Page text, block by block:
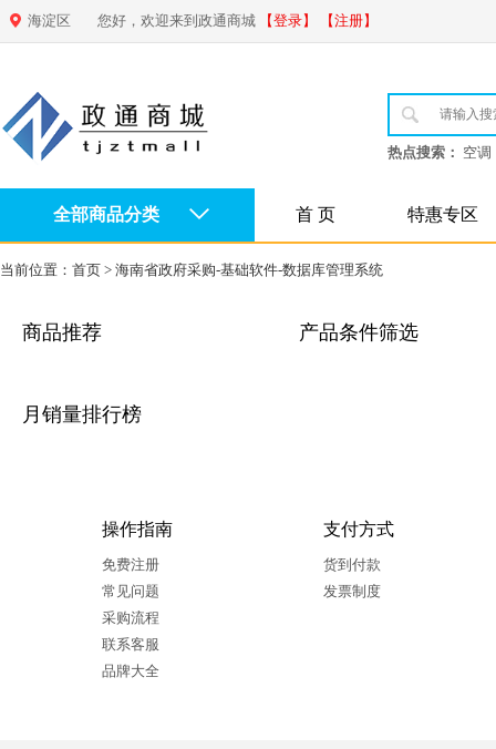
海淀区 您好，欢迎来到政通商城 【登录】 【注册】
热点搜索： 空调
全部商品分类 首 页 特惠专区
当前位置： 首页 > 海南省政府采购-基础软件-数据库管理系统
商品推荐
月销量排行榜
产品条件筛选
操作指南
免费注册
常见问题
采购流程
联系客服
品牌大全
支付方式
货到付款
发票制度